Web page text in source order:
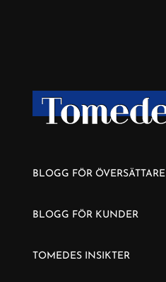
BLOGG FÖR ÖVERSÄTTARE
BLOGG FÖR KUNDER
TOMEDES INSIKTER